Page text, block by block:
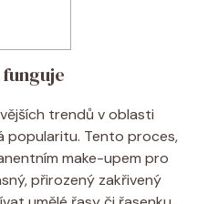
funguje
trendů v oblasti
popularitu. Tento proces,
make-upem pro
přirozený zakřivený